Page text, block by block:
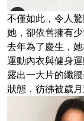
不僅如此，令人
她，卻依舊擁有少
去年為了慶生，
運動內衣與健身運
露出一大片的纖
狀態，彷彿被歲月